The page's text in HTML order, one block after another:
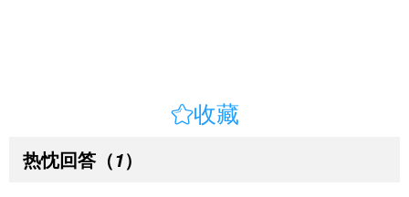
收藏
热忱回答 （1）